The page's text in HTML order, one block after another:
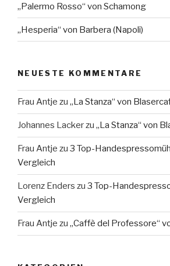
„Palermo Rosso“ von Schamong
„Hesperia“ von Barbera (Napoli)
NEUESTE KOMMENTARE
Frau Antje zu „La Stanza“ von
Johannes Lackerzu „La Stanza“ von
Frau Antje zu 3 Top-
Vergleich
Lorenz Enders zu 3 Top-
Vergleich
Frau Antje zu „Caffè del Professore“